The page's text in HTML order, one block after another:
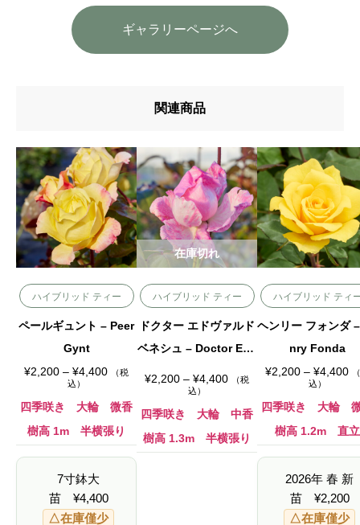
ギャラリーページへ
関連商品
ハイブリッド ティー
ペールギュント – Peer
Gynt
¥2,200 – ¥4,400価
¥
2
,
2
0
¥
4
,
（税
込）
四季咲き 大輪 微香
樹高 1m 半横張り
7寸鉢大
苗 ¥4,400
△在庫僅少
ハイブリッド ティー
ドクター エドヴァルド
ベネシュ – Doctor Edv
¥2,200 – ¥4,400価
2
,
2
（税
込）
四季咲き 大輪 中香
樹高 1.3m 半横張り
在庫切れ
ハイブリッド ティ
ヘンリー フォンダ
nry Fonda
¥2,200 – ¥4,400価
¥
2
,
2
0
0
–
¥
4
,
込）
四季咲き 大輪
樹高 1.2m 直立
2026年 春 新
苗 ¥2,200
△在庫僅少